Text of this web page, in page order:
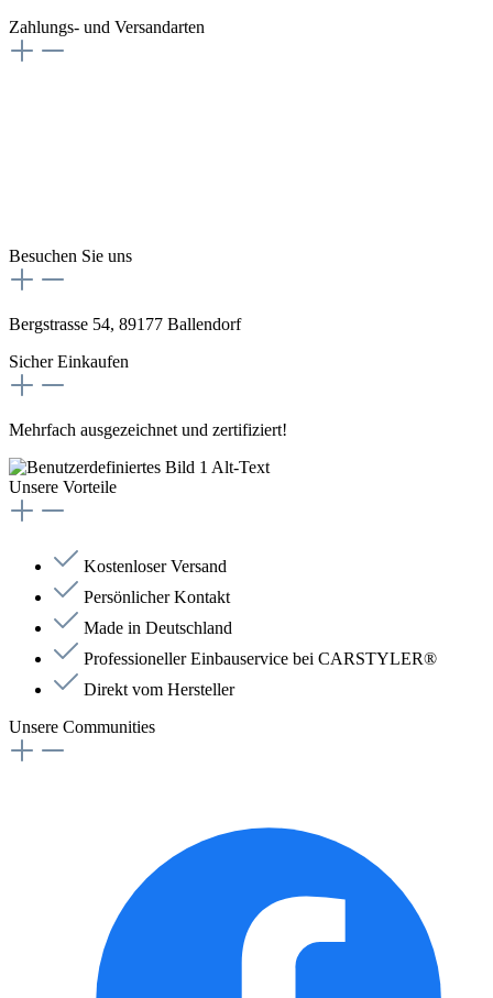
Zahlungs- und Versandarten
Besuchen Sie uns
Bergstrasse 54, 89177 Ballendorf
Sicher Einkaufen
Mehrfach ausgezeichnet und zertifiziert!
Unsere Vorteile
Kostenloser Versand
Persönlicher Kontakt
Made in Deutschland
Professioneller Einbauservice bei CARSTYLER®
Direkt vom Hersteller
Unsere Communities